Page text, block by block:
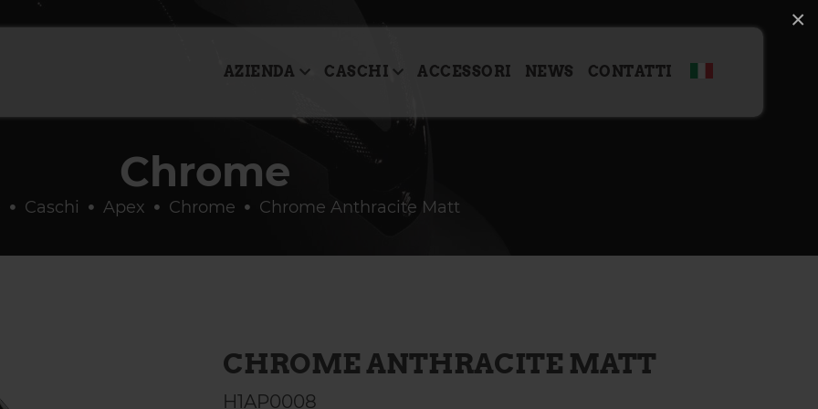
×
AZIENDA CASCHI ACCESSORI NEWS CONTATTI
Chrome
Caschi Apex Chrome Chrome Anthracite Matt
CHROME ANTHRACITE MATT
H1AP0008